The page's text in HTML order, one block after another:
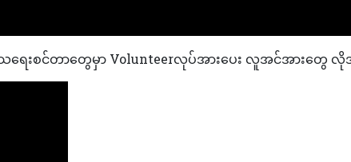
သရေးစင်တာတွေမှာ Volunteerလုပ်အားပေး လူအင်အားတွ